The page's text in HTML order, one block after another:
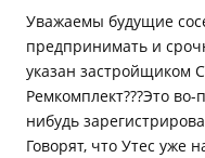
Уважаемы будущие
предпринимать и
указан застройщиком
Ремкомплект???Это
нибудь
Говорят, что Утес уже